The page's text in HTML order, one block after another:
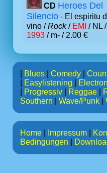
CD Heroes Del
Silencio - El espiritu
vino /Rock/ EMI / NL /
1993 / m- / 2.00 €
Blues Comedy
Easylistening
Progressiv Reggae
Southern
Wave/Punk
Home Impressum
Bedingungen